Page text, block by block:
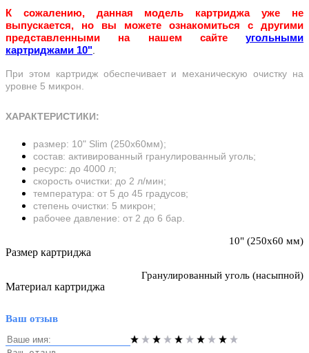
К сожалению, данная модель картриджа уже не
выпускается, но вы можете ознакомиться с другими
представленными на нашем сайте
угольными
картриджами 10"
При этом картридж обеспечивает и механическую очистку на
уровне 5 микрон.
ХАРАКТЕРИСТИКИ:
размер: 10" Slim (250х60мм);
состав: активированный гранулированный уголь;
ресурс: до 4000 л;
скорость очистки: до 2 л/мин;
температура: от 5 до 45 градусов;
степень очистки: 5 микрон;
рабочее давление: от 2 до 6 бар.
Размер картриджа
10" (250х60 мм)
Материал картриджа
Гранулированный уголь (насыпной)
Ваш отзыв